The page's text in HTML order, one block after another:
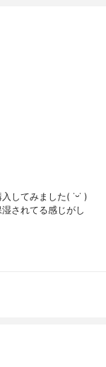
してみました( ˙ᵕ˙ )
されてる感じがし